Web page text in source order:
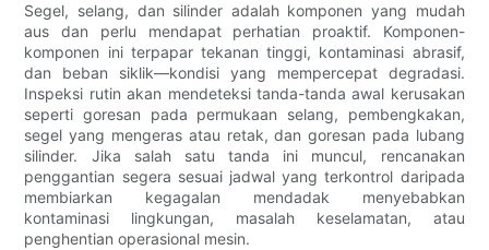
Segel, selang, dan silinder adalah komponen yang mudah
aus dan perlu mendapat perhatian proaktif. Komponen-
komponen ini terpapar tekanan tinggi, kontaminasi abrasif,
dan beban siklik—kondisi yang mempercepat degradasi.
Inspeksi rutin akan mendeteksi tanda-tanda awal kerusakan
seperti goresan pada permukaan selang, pembengkakan,
segel yang mengeras atau retak, dan goresan pada lubang
silinder. Jika salah satu tanda ini muncul, rencanakan
penggantian segera sesuai jadwal yang terkontrol daripada
membiarkan kegagalan mendadak menyebabkan
kontaminasi lingkungan, masalah keselamatan, atau
penghentian operasional mesin.